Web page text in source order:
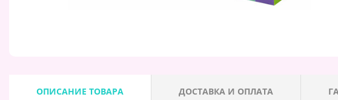
ОПИСАНИЕ ТОВАРА ДОСТАВКА И ОПЛАТА